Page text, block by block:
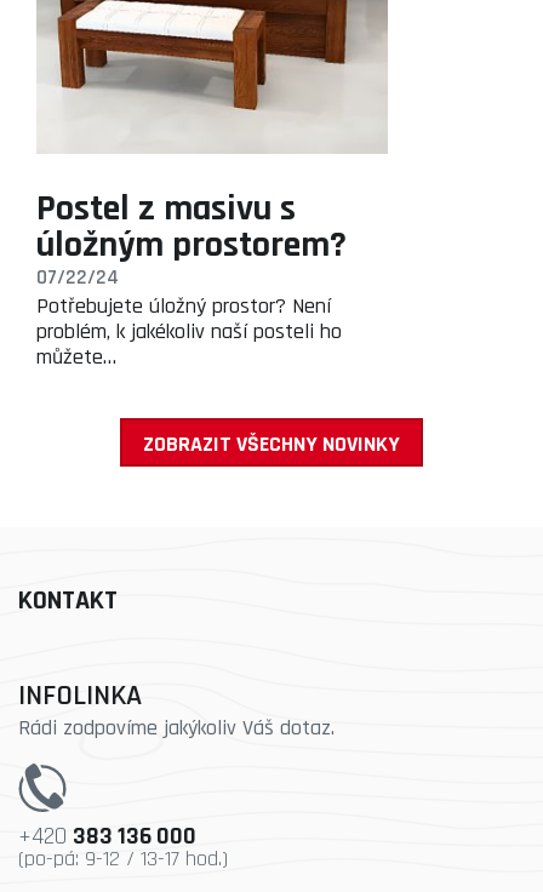
Postel z masivu s
úložným prostorem?
07/22/24
Potřebujete úložný prostor? Není
problém, k jakékoliv naší posteli ho
můžete…
ZOBRAZIT VŠECHNY NOVINKY
KONTAKT
INFOLINKA
Rádi zodpovíme jakýkoliv Váš dotaz.
+420 383 136 000
(po-pá: 9-12 / 13-17 hod.)